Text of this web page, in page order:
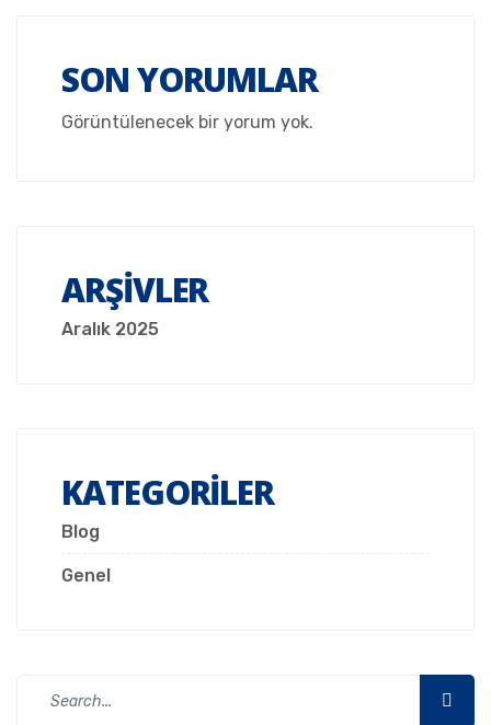
SON YORUMLAR
Görüntülenecek bir yorum yok.
ARŞIVLER
Aralık 2025
KATEGORILER
Blog
Genel